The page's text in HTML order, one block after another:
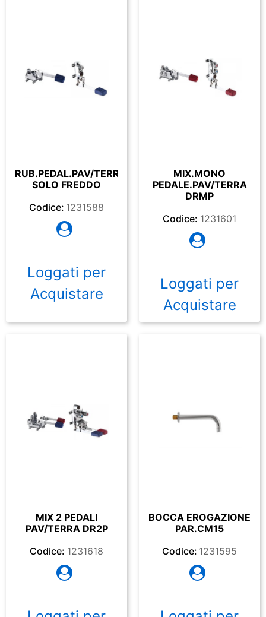
RUB.PEDAL.PAV/TERRA
SOLO FREDDO
Codice: 1231588
Loggati per
Acquistare
MIX.MONO
PEDALE.PAV/TERRA
DRMP
Codice: 1231601
Loggati per
Acquistare
MIX 2 PEDALI
PAV/TERRA DR2P
Codice: 1231618
BOCCA EROGAZIONE
PAR.CM15
Codice: 1231595